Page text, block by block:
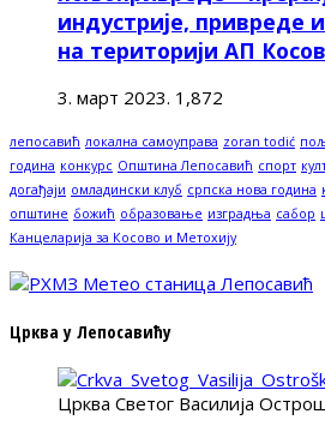
индустрије, привреде
на територији АП
3. март 2023. 1,872
лепосавић локална самоуправа zoran todić
година конкурс Општина Лепосавић спорт
догађаји омладински клуб српска нова година
општине божић образовање изградња сабор
Канцеларија за Косово и Метохију
Црква у Лепосавићу
Црква Светог Василија